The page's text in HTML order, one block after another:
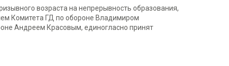
возраста на непрерывность образования,
Комитета ГД по обороне Владимиром
Андреем Красовым, единогласно принят